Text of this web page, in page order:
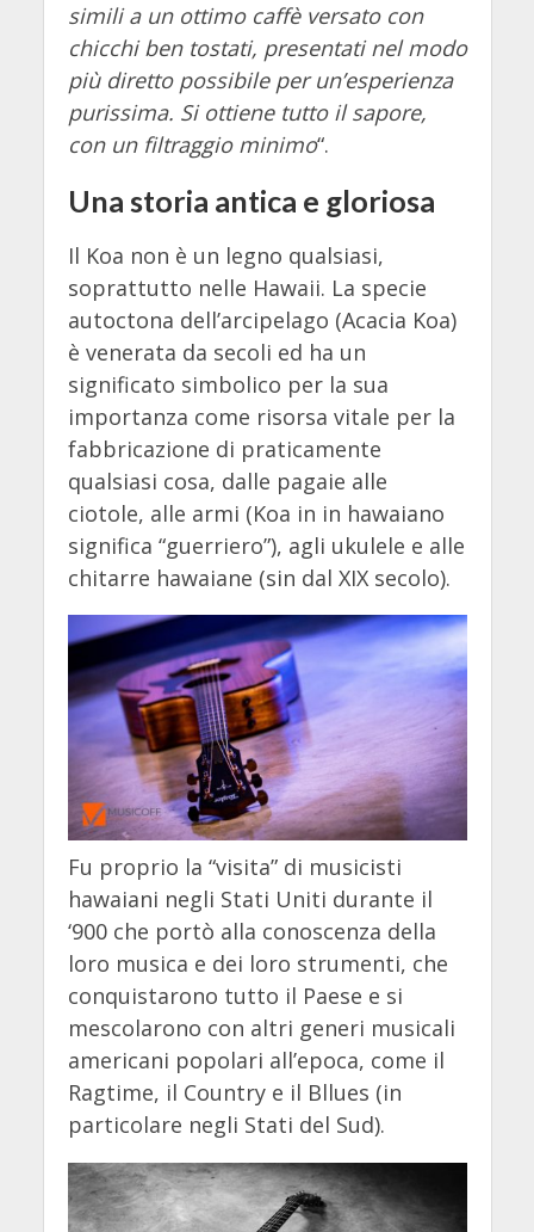
simili a un ottimo caffè versato con
chicchi ben tostati, presentati nel modo
più diretto possibile per un’esperienza
purissima. Si ottiene tutto il sapore,
con un filtraggio minimo“.
Una storia antica e gloriosa
Il Koa non è un legno qualsiasi,
soprattutto nelle Hawaii. La specie
autoctona dell’arcipelago (Acacia Koa)
è venerata da secoli ed ha un
significato simbolico per la sua
importanza come risorsa vitale per la
fabbricazione di praticamente
qualsiasi cosa, dalle pagaie alle
ciotole, alle armi (Koa in in hawaiano
significa “guerriero”), agli ukulele e alle
chitarre hawaiane (sin dal XIX secolo).
Fu proprio la “visita” di musicisti
hawaiani negli Stati Uniti durante il
‘900 che portò alla conoscenza della
loro musica e dei loro strumenti, che
conquistarono tutto il Paese e si
mescolarono con altri generi musicali
americani popolari all’epoca, come il
Ragtime, il Country e il Bllues (in
particolare negli Stati del Sud).